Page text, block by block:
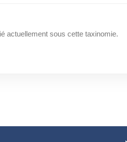
actuellement sous cette taxinomie.